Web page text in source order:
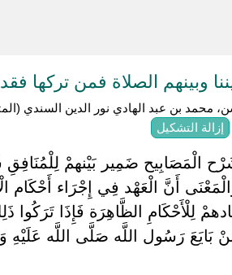
وبينهم الصلاة فمن تركها
محمد بن عبد الهادي نور الدين السندي (المتوفى:
إزالة التشكيل
الْمَصَابِيح ضَمِير بَيْنهمْ
أَنَّ الْعَهْد فِي إِجْرَاء أَحْكَام
لِلْأَحْكَامِ الظَّاهِرَة فَإِذَا تَرَكُوا
رَسُول اللَّه صَلَّى اللَّه عَلَيْهِ